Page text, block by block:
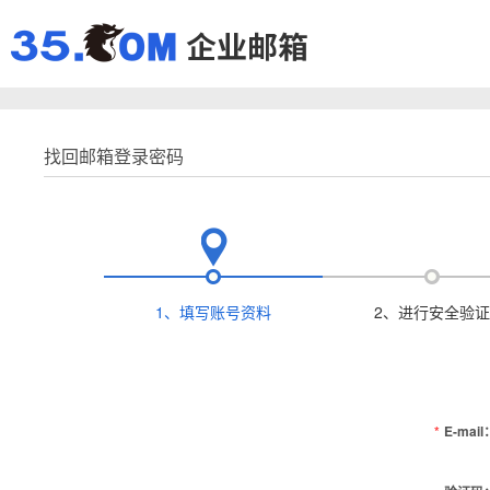
找回邮箱登录密码
1、填写账号资料 2、进行安全验证
* E-mail